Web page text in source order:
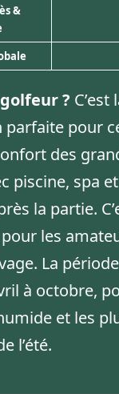
&
? C’est
parfaite pour
des
piscine, spa
la partie.
les
La
à octobre,
et les
l’été.